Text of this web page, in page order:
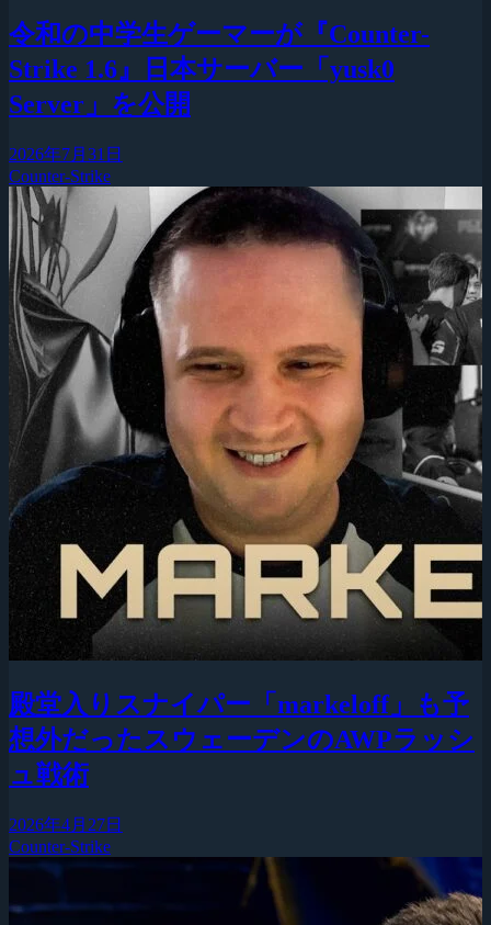
令和の中学生ゲーマーが『Counter-
Strike 1.6』日本サーバー「yusk0
Server」を公開
2026年7月31日
Counter-Strike
殿堂入りスナイパー「markeloff」も予
想外だったスウェーデンのAWPラッシ
ュ戦術
2026年4月27日
Counter-Strike